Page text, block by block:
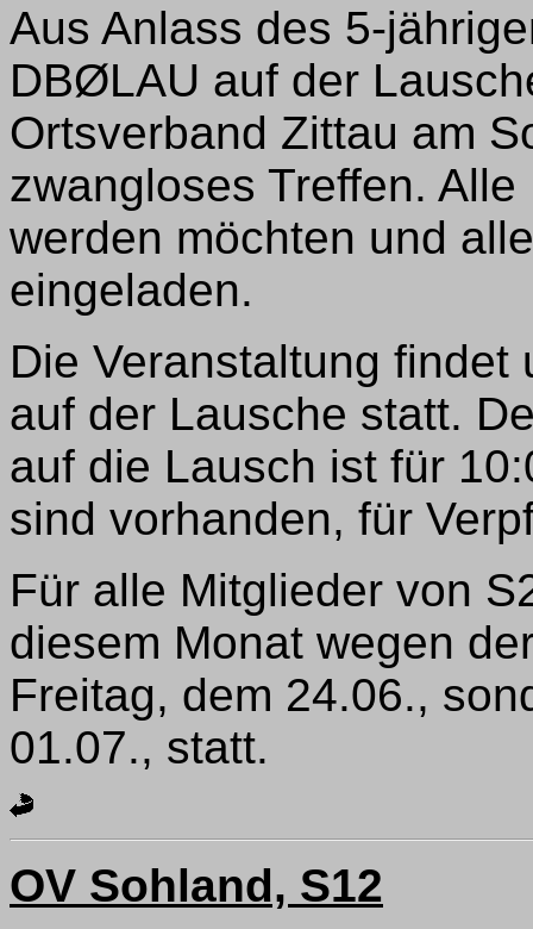
Aus Anlass des 5-
DBØLAU auf der
Ortsverband Zittau am
zwangloses Treffen.
werden möchten und
eingeladen.
Die Veranstaltung
auf der Lausche statt.
auf die Lausch ist für
sind vorhanden, für
Für alle Mitglieder von
diesem Monat wegen
Freitag, dem 24.06.,
01.07., statt.
OV Sohland, S12